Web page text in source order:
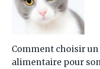
Comment choisir
alimentaire pour